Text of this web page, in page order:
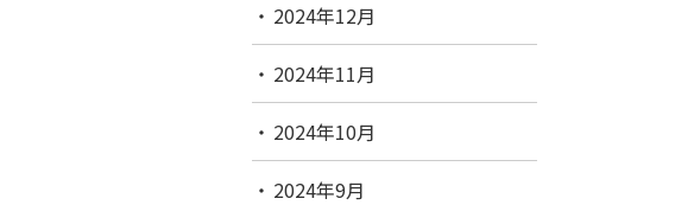
2024年12月
2024年11月
2024年10月
2024年9月